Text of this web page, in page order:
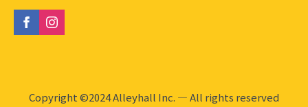
Copyright ©2024 Alleyhall Inc. — All rights reserved